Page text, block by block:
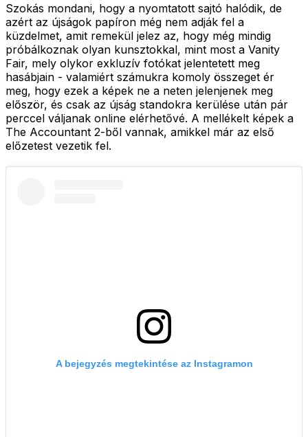
Szokás mondani, hogy a nyomtatott sajtó halódik, de
azért az újságok papíron még nem adják fel a
küzdelmet, amit remekül jelez az, hogy még mindig
próbálkoznak olyan kunsztokkal, mint most a Vanity
Fair, mely olykor exkluzív fotókat jelentetett meg
hasábjain - valamiért számukra komoly összeget ér
meg, hogy ezek a képek ne a neten jelenjenek meg
először, és csak az újság standokra kerülése után pár
perccel váljanak online elérhetővé. A mellékelt képek a
The Accountant 2-ből vannak, amikkel már az első
előzetest vezetik fel.
A bejegyzés megtekintése az Instagramon